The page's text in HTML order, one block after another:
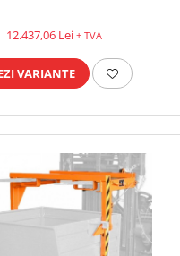
12.437,06 Lei + TVA
VARIANTE